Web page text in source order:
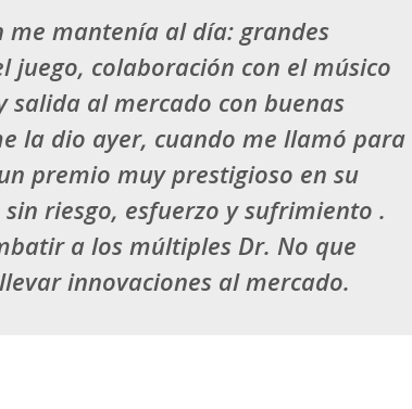
me mantenía al día: grandes
juego, colaboración con el músico
salida al mercado con buenas
la dio ayer, cuando me llamó para
premio muy prestigioso en su
riesgo, esfuerzo y sufrimiento .
a los múltiples Dr. No que
innovaciones al mercado.